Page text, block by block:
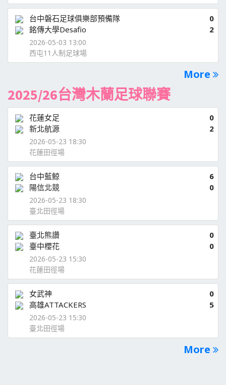
台中磐石足球俱樂部預備隊
0
銘傳大學Desafio
2
2026-05-03 13:00
西屯11人制足球場
More
2025/26台灣木蘭足球聯賽
花蓮女足
0
新北航源
2
2026-05-23 18:30
花蓮田徑場
台中藍鯨
6
陽信北競
0
2026-05-23 18:30
臺北田徑場
臺北熊讚
0
臺中櫻花
0
2026-05-23 15:30
花蓮田徑場
女武神
0
高雄ATTACKERS
5
2026-05-23 15:30
臺北田徑場
More